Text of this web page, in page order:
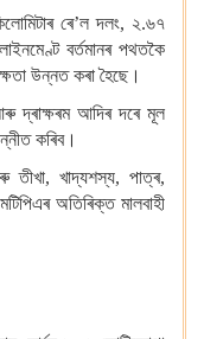
ৰে’ল দলং, ২.৬৭
বৰ্তমানৰ পথতকৈ
উন্নত কৰা হৈছে।
দ্ৰাক্ষৰম আদিৰ দৰে মূল
কৰিব।
তীখা, খাদ্যশস্য, পাত্ৰ,
অতিৰিক্ত মালবাহী